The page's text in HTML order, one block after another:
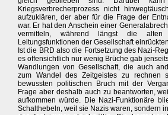
Kriegsverbrecherprozess nicht
aufzuklären, der aber für die Frage der
war. Er hat den Anschein einer
vermitteln, während längst die
Leitungsfunktionen der Gesellschaft
Ist die BRD also die Fortsetzung des Nazi-
es offensichtlich nur wenig Brüche gab
Wandlungen von Gesellschaft, die auch
zum Wandel des Zeitgeistes zu rechnen
bewussten politischen Bruch mit der
Frage aber deshalb auch zu beantworten,
aufkommen würde. Die Nazi-Funktionäre
Schalthebeln, weil sie Nazis waren, sondern